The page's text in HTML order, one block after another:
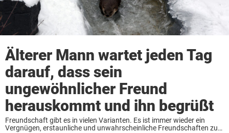
Älterer Mann wartet jeden Tag
darauf, dass sein
ungewöhnlicher Freund
herauskommt und ihn begrüßt
Freundschaft gibt es in vielen Varianten. Es ist immer wieder ein
Vergnügen, erstaunliche und unwahrscheinliche Freundschaften zu